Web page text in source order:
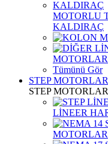
MOTORLU
KALDIRAÇ
MOTORLAR
Tümünü Gör
STEP MOTORLAR
STEP MOTORLAR
LİNEER
MOTORLAR